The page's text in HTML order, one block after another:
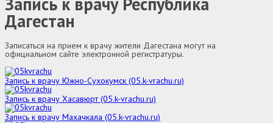
Дагестан
Записаться на прием к врачу жители Дагестана могут на
официальном сайте электронной регистратуры.
Запись к врачу Южно-Сухокумск (05.k-vrachu.ru)
Запись к врачу Хасавюрт (05.k-vrachu.ru)
Запись к врачу Махачкала (05.k-vrachu.ru)